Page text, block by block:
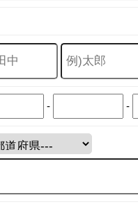
- -